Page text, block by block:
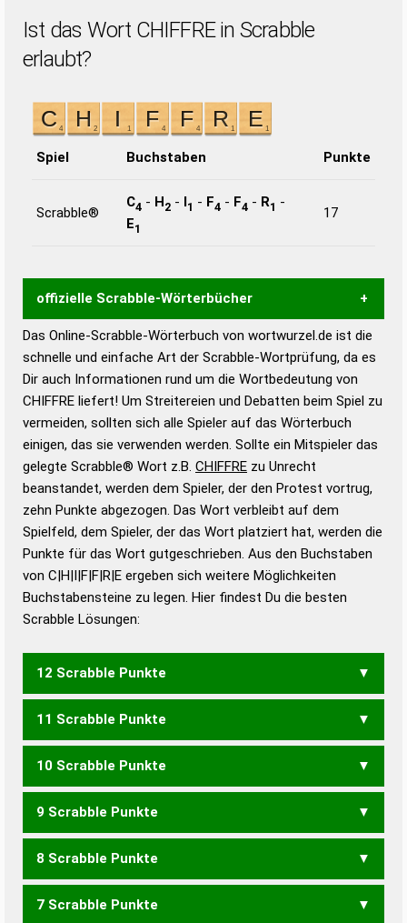
Ist das Wort CHIFFRE in Scrabble
erlaubt?
Spiel Buchstaben Punkte
Scrabble®
C4 - H2 - I1 - F4 - F4 - R1 -
E1
17
offizielle Scrabble-Wörterbücher
Wortwurzel liefert mit Hilfe eines semantischen
Wortanalyse-Algorithmus gute Anhaltspunkte zu
Wortbedeutung, Worttrennung und Wortform, um die
Gültigkeit eines Wortes für das Scrabble-Spiel zu
bestimmen!
zugelassene Turnier Scrabble-
Wörterbücher sind:
Duden – Standardwerk in 12 Bänden
Duden – Richtiges und gutes
Deutsch
Duden – Die deutsche Grammatik
Duden – Deutsches
Das Online-Scrabble-Wörterbuch von wortwurzel.de ist die
schnelle und einfache Art der Scrabble-Wortprüfung, da es
Dir auch Informationen rund um die Wortbedeutung von
CHIFFRE liefert! Um Streitereien und Debatten beim Spiel zu
vermeiden, sollten sich alle Spieler auf das Wörterbuch
einigen, das sie verwenden werden. Sollte ein Mitspieler das
gelegte Scrabble® Wort z.B. CHIFFRE zu Unrecht
beanstandet, werden dem Spieler, der den Protest vortrug,
zehn Punkte abgezogen. Das Wort verbleibt auf dem
Spielfeld, dem Spieler, der das Wort platziert hat, werden die
Punkte für das Wort gutgeschrieben. Aus den Buchstaben
von C|H|I|F|F|R|E ergeben sich weitere Möglichkeiten
Buchstabensteine zu legen. Hier findest Du die besten
Scrabble Lösungen:
12 Scrabble Punkte
CHIEF FICHE FRECH
11 Scrabble Punkte
CHEF RIFFE
10 Scrabble Punkte
REFF RIFF
9 Scrabble Punkte
ERICH REICH RIECH
8 Scrabble Punkte
EICH RECH
7 Scrabble Punkte